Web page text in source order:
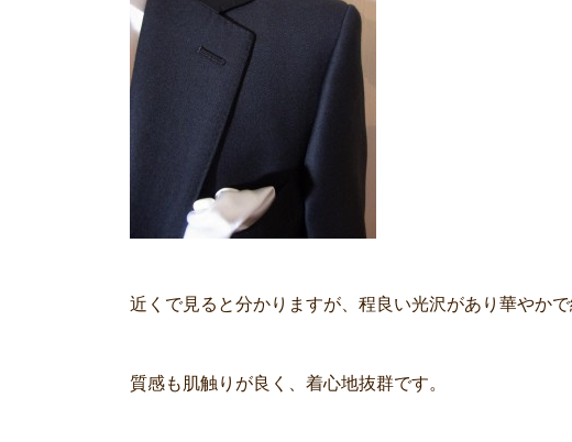
近くで見ると分かりますが、程良い光沢があり華やかで
質感も肌触りが良く、着心地抜群です。